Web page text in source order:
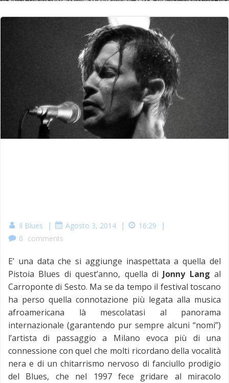
Il Blues | Agosto 3, 2014 | 16:29 |
0 comments
E’ una data che si aggiunge inaspettata a quella del
Pistoia Blues di quest’anno, quella di Jonny Lang al
Carroponte di Sesto. Ma se da tempo il festival toscano
ha perso quella connotazione più legata alla musica
afroamericana là mescolatasi al panorama
internazionale (garantendo pur sempre alcuni “nomi”)
l’artista di passaggio a Milano evoca più di una
connessione con quel che molti ricordano della vocalità
nera e di un chitarrismo nervoso di fanciullo prodigio
del Blues, che nel 1997 fece gridare al miracolo